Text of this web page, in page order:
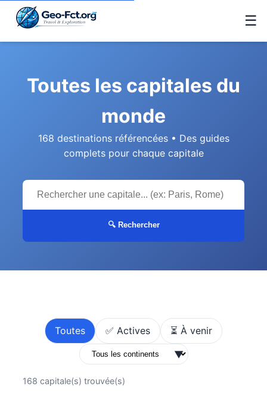
☰
Toutes les capitales du
monde
168 destinations référencées • Des guides
complets pour chaque capitale
🔍 Rechercher
Toutes ✅ Actives
⏳ À venir
▼
168 capitale(s) trouvée(s)